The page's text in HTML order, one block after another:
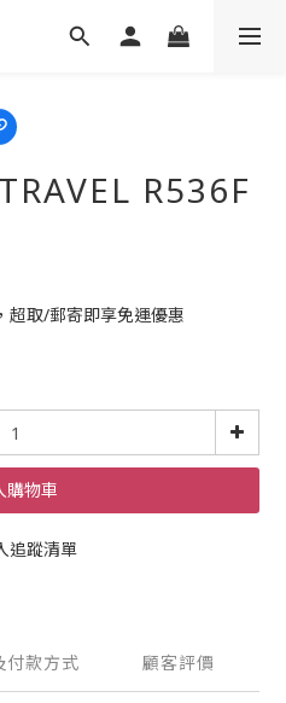
R536F
超取/郵寄即享免運優惠
購物車
追蹤清單
付款方式 顧客評價